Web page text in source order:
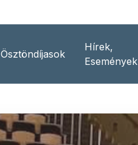
Ösztöndíjasok
Hírek,
Események